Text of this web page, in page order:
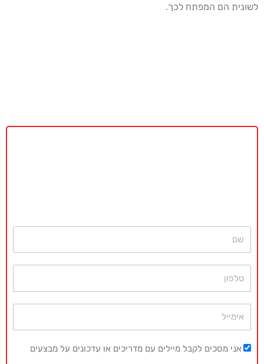
לשונית הם המפתח לכך.
אני מסכים לקבל מיילים עם מדריכים או עדכונים על מבצעים